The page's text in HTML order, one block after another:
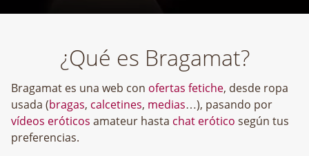
¿Qué es Bragamat?
Bragamat es una web con ofertas fetiche, desde ropa
usada (bragas, calcetines, medias…), pasando por
vídeos eróticos amateur hasta chat erótico según tus
preferencias.